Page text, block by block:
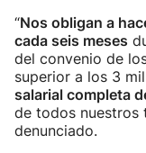
“Nos obligan a
cada seis meses
del convenio de
superior a los 3
salarial completa
de todos nuestros
denunciado.